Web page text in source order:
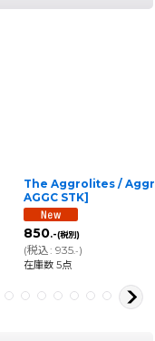
The Aggrolites /
AGGC STK]
850.-(税別)
(税込: 935.-)
在庫数 5点